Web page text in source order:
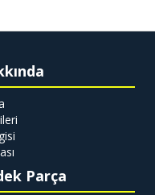
Parça